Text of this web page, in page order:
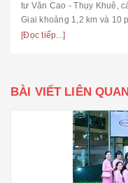
tư Văn Cao - Thụy Khuê,
[Đọc tiếp...]
BÀI VIẾT LIÊN QUAN